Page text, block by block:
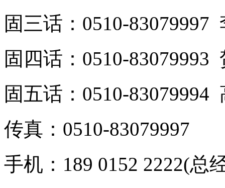
固三话：0510-83079997
固四话：0510-83079993
固五话：0510-83079994
传真：0510-83079997
手机：189 0152 2222(总